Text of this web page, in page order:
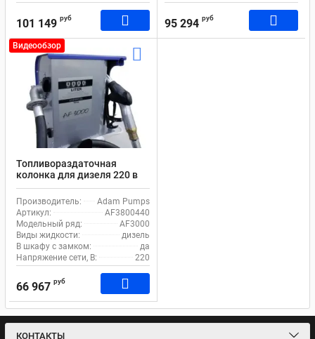
101 149 руб 95 294 руб
Видеообзор
Топливораздаточная
колонка для дизеля 220 в
Adam Pumps AF3000 80
230V AF3800440
Производитель:
Adam Pumps
Артикул:
AF3800440
Модельный ряд:
AF3000
Виды жидкости:
дизель
В шкафу с замком:
да
Напряжение сети, В:
220
66 967 руб
КОНТАКТЫ